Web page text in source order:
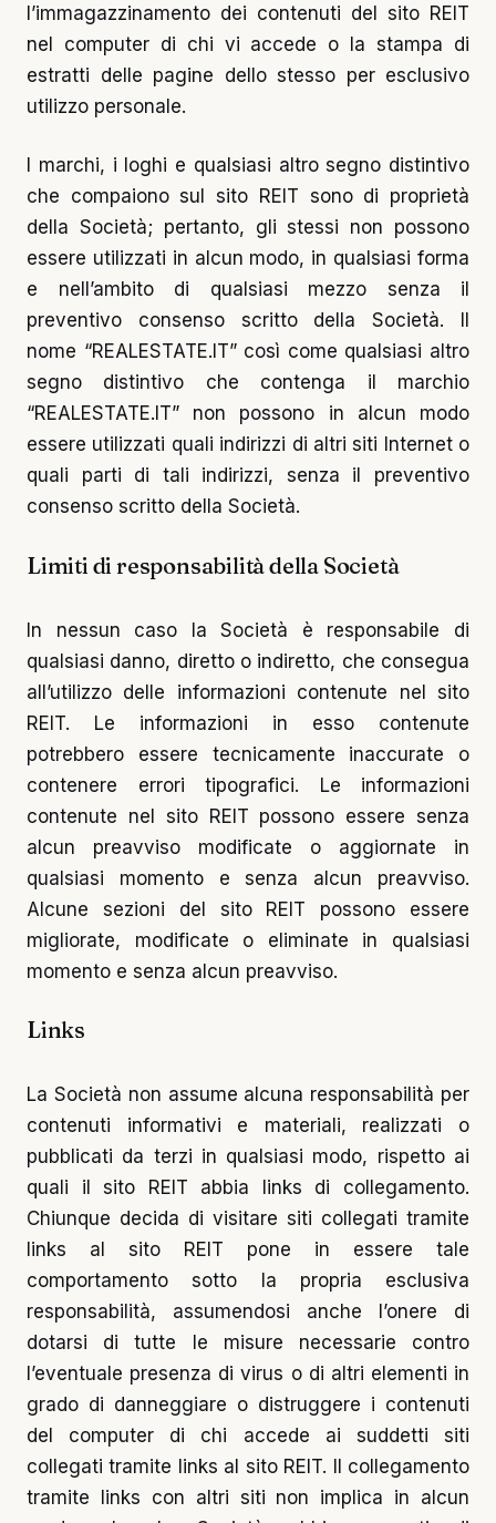
l’immagazzinamento dei contenuti del sito REIT
nel computer di chi vi accede o la stampa di
estratti delle pagine dello stesso per esclusivo
utilizzo personale.
I marchi, i loghi e qualsiasi altro segno distintivo
che compaiono sul sito REIT sono di proprietà
della Società; pertanto, gli stessi non possono
essere utilizzati in alcun modo, in qualsiasi forma
e nell’ambito di qualsiasi mezzo senza il
preventivo consenso scritto della Società. Il
nome “REALESTATE.IT” così come qualsiasi altro
segno distintivo che contenga il marchio
“REALESTATE.IT” non possono in alcun modo
essere utilizzati quali indirizzi di altri siti Internet o
quali parti di tali indirizzi, senza il preventivo
consenso scritto della Società.
Limiti di responsabilità della Società
In nessun caso la Società è responsabile di
qualsiasi danno, diretto o indiretto, che consegua
all’utilizzo delle informazioni contenute nel sito
REIT. Le informazioni in esso contenute
potrebbero essere tecnicamente inaccurate o
contenere errori tipografici. Le informazioni
contenute nel sito REIT possono essere senza
alcun preavviso modificate o aggiornate in
qualsiasi momento e senza alcun preavviso.
Alcune sezioni del sito REIT possono essere
migliorate, modificate o eliminate in qualsiasi
momento e senza alcun preavviso.
Links
La Società non assume alcuna responsabilità per
contenuti informativi e materiali, realizzati o
pubblicati da terzi in qualsiasi modo, rispetto ai
quali il sito REIT abbia links di collegamento.
Chiunque decida di visitare siti collegati tramite
links al sito REIT pone in essere tale
comportamento sotto la propria esclusiva
responsabilità, assumendosi anche l’onere di
dotarsi di tutte le misure necessarie contro
l’eventuale presenza di virus o di altri elementi in
grado di danneggiare o distruggere i contenuti
del computer di chi accede ai suddetti siti
collegati tramite links al sito REIT. Il collegamento
tramite links con altri siti non implica in alcun